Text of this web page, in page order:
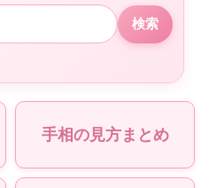
検索
手相の見方まとめ